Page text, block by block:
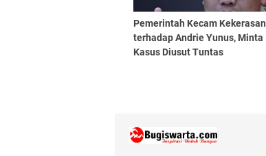
Pemerintah Kecam Kekerasan
terhadap Andrie Yunus, Minta
Kasus Diusut Tuntas